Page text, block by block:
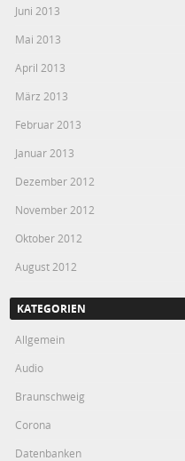
Juni 2013
Mai 2013
April 2013
März 2013
Februar 2013
Januar 2013
Dezember 2012
November 2012
Oktober 2012
August 2012
KATEGORIEN
Allgemein
Audio
Braunschweig
Corona
Datenbanken